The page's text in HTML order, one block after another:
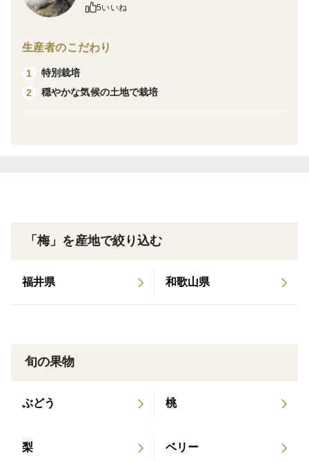
農薬はJA八戸の令和8年うめ・あんず病害虫防除暦に基
一部にキズ,斑点,サビなど入る場合がありますので,ご了
ります
宜しくお願いします。
特徴...梅農家生産直送品
5いいね
生産者のこだわり
1
特別栽培
2
穏やかな気候の土地で栽培
「梅」を産地で絞り込む
福井県 和歌山県
旬の果物
ぶどう 桃
梨 ベリー